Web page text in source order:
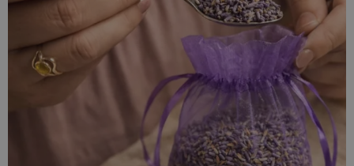
Zastosowanie dla plantacji i marek
lawendowych (B2B)
Woreczki w odcieniu fioletowym doskonale sprawdzają się
opakowania na suszoną lawendę
. Pomieszczą około
12 g suszu, dzięki czemu idealnie nadają się dla plantacji
lawendy, sklepów z produktami lawendowymi i marek
kosmetycznych. Możliwa jest
personalizacja nadrukiem
(logo, napis, grafika) już od 30 sztuk, co pozwala tworzyć
spójne, eleganckie opakowania budujące branding marki.